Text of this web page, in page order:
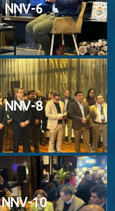
NNV-6
NNV-8
NNV-10